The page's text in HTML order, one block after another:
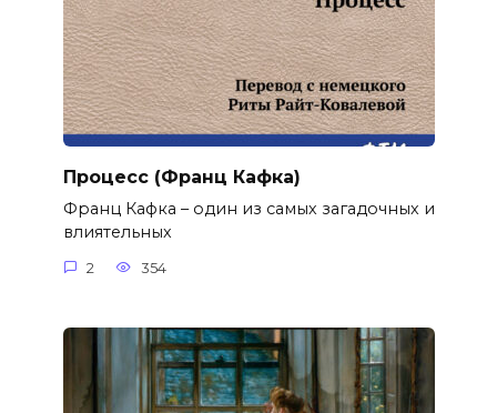
Процесс (Франц Кафка)
Франц Кафка – один из самых загадочных и
влиятельных
2 354